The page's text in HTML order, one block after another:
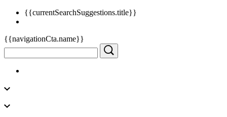
{{currentSearchSuggestions.title}}
{{navigationCta.name}}